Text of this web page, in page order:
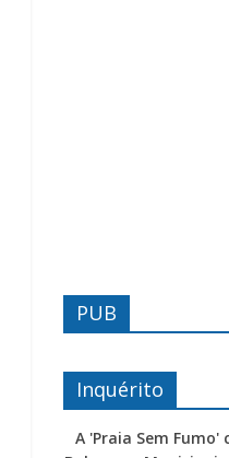
PUB
Inquérito
A 'Praia Sem Fumo'